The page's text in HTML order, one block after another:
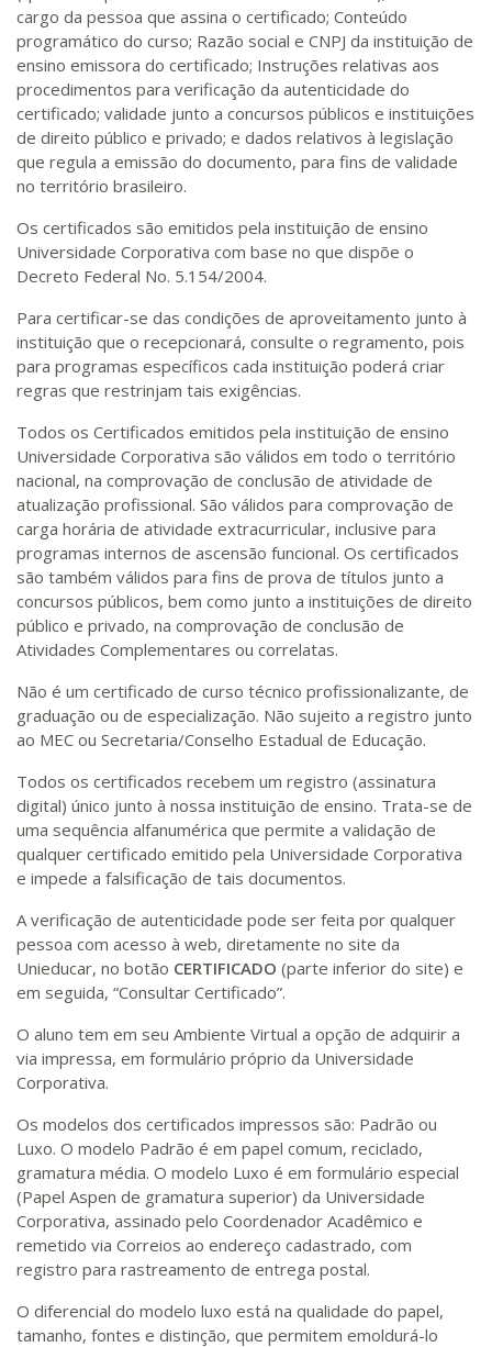
cargo da pessoa que assina o certificado; Conteúdo
programático do curso; Razão social e CNPJ da instituição de
ensino emissora do certificado; Instruções relativas aos
procedimentos para verificação da autenticidade do
certificado; validade junto a concursos públicos e instituições
de direito público e privado; e dados relativos à legislação
que regula a emissão do documento, para fins de validade
no território brasileiro.
Os certificados são emitidos pela instituição de ensino
Universidade Corporativa com base no que dispõe o
Decreto Federal No. 5.154/2004.
Para certificar-se das condições de aproveitamento junto à
instituição que o recepcionará, consulte o regramento, pois
para programas específicos cada instituição poderá criar
regras que restrinjam tais exigências.
Todos os Certificados emitidos pela instituição de ensino
Universidade Corporativa são válidos em todo o território
nacional, na comprovação de conclusão de atividade de
atualização profissional. São válidos para comprovação de
carga horária de atividade extracurricular, inclusive para
programas internos de ascensão funcional. Os certificados
são também válidos para fins de prova de títulos junto a
concursos públicos, bem como junto a instituições de direito
público e privado, na comprovação de conclusão de
Atividades Complementares ou correlatas.
Não é um certificado de curso técnico profissionalizante, de
graduação ou de especialização. Não sujeito a registro junto
ao MEC ou Secretaria/Conselho Estadual de Educação.
Todos os certificados recebem um registro (assinatura
digital) único junto à nossa instituição de ensino. Trata-se de
uma sequência alfanumérica que permite a validação de
qualquer certificado emitido pela Universidade Corporativa
e impede a falsificação de tais documentos.
A verificação de autenticidade pode ser feita por qualquer
pessoa com acesso à web, diretamente no site da
Unieducar, no botão CERTIFICADO (parte inferior do site) e
em seguida, “Consultar Certificado”.
O aluno tem em seu Ambiente Virtual a opção de adquirir a
via impressa, em formulário próprio da Universidade
Corporativa.
Os modelos dos certificados impressos são: Padrão ou
Luxo. O modelo Padrão é em papel comum, reciclado,
gramatura média. O modelo Luxo é em formulário especial
(Papel Aspen de gramatura superior) da Universidade
Corporativa, assinado pelo Coordenador Acadêmico e
remetido via Correios ao endereço cadastrado, com
registro para rastreamento de entrega postal.
O diferencial do modelo luxo está na qualidade do papel,
tamanho, fontes e distinção, que permitem emoldurá-lo